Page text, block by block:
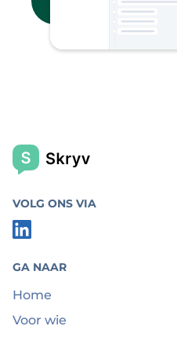
VOLG ONS VIA
GA NAAR
Home
Voor wie